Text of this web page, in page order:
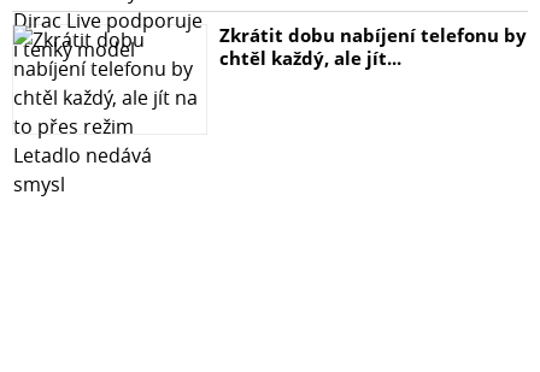
Zkrátit dobu nabíjení telefonu by
chtěl každý, ale jít...